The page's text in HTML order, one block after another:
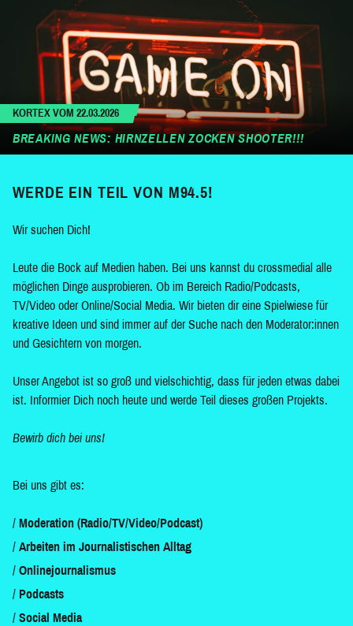
KORTEX VOM 22.03.2026
BREAKING NEWS: HIRNZELLEN ZOCKEN SHOOTER!!!
WERDE EIN TEIL VON M94.5!
Wir suchen Dich!
Leute die Bock auf Medien haben. Bei uns kannst du crossmedial alle
möglichen Dinge ausprobieren. Ob im Bereich Radio/Podcasts,
TV/Video oder Online/Social Media. Wir bieten dir eine Spielwiese für
kreative Ideen und sind immer auf der Suche nach den Moderator:innen
und Gesichtern von morgen.
Unser Angebot ist so groß und vielschichtig, dass für jeden etwas dabei
ist. Informier Dich noch heute und werde Teil dieses großen Projekts.
Bewirb dich bei uns!
Bei uns gibt es:
Moderation (Radio/TV/Video/Podcast)
Arbeiten im Journalistischen Alltag
Onlinejournalismus
Podcasts
Social Media